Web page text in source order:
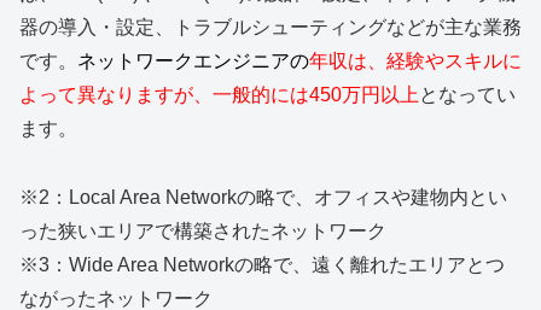
器の導入・設定、トラブルシューティングなどが主な業務
です。 ネットワークエンジニアの年収は、経験やスキルに
よって異なりますが、一般的には450万円以上 となってい
ます。
※2：Local Area Networkの略で、オフィスや建物内とい
った狭いエリアで構築されたネットワーク
※3：Wide Area Networkの略で、遠く離れたエリアとつ
ながったネットワーク